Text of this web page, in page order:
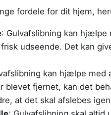
fordele for dit hjem,
: Gulvafslibning kan hjælpe
udseende. Det kan
kan hjælpe med
blevet fjernet, kan det
at det skal afslebes